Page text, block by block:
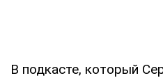
В подкасте, который